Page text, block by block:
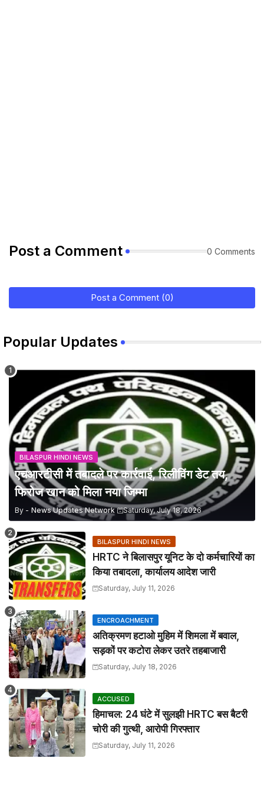
Post a Comment 0 Comments
Post a Comment (0)
Popular Updates
BILASPUR HINDI NEWS
एचआरटीसी में तबादले पर कार्रवाई, रिलीविंग डेट तय,
फिरोज खान को मिला नया जिम्मा
By - News Updates Network Saturday, July 18, 2026
BILASPUR HINDI NEWS
HRTC ने बिलासपुर यूनिट के दो कर्मचारियों का
किया तबादला, कार्यालय आदेश जारी
Saturday, July 11, 2026
ENCROACHMENT
अतिक्रमण हटाओ मुहिम में शिमला में बवाल,
सड़कों पर कटोरा लेकर उतरे तहबाजारी
Saturday, July 18, 2026
ACCUSED
हिमाचल: 24 घंटे में सुलझी HRTC बस बैटरी
चोरी की गुत्थी, आरोपी गिरफ्तार
Saturday, July 11, 2026